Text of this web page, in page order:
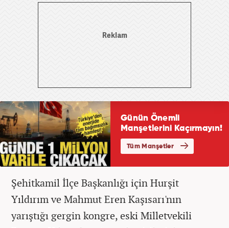
Şehitkamil İlçe Başkanlığı için Hurşit
Yıldırım ve Mahmut Eren Kaşısarı'nın
yarıştığı gergin kongre, eski Milletvekili